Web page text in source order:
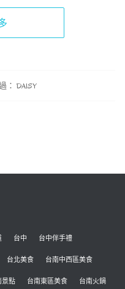
： DAISY
台中 台中伴手禮
台北美食 台南中西區美食
景點 台南東區美食 台南火鍋